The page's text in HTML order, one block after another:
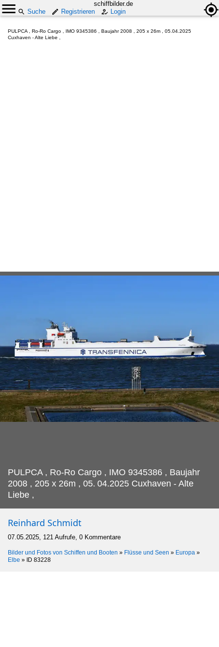
schiffbilder.de
Suche
Registrieren Login
PULPCA , Ro-Ro Cargo , IMO 9345386 , Baujahr 2008 , 205 x 26m , 05.04.2025
Cuxhaven - Alte Liebe ,
PULPCA , Ro-Ro Cargo , IMO 9345386 , Baujahr
2008 , 205 x 26m , 05. 04.2025 Cuxhaven - Alte
Liebe ,
Reinhard Schmidt
07.05.2025, 121 Aufrufe, 0 Kommentare
Bilder und Fotos von Schiffen und Booten » Flüsse und Seen » Europa »
Elbe » ID 83228